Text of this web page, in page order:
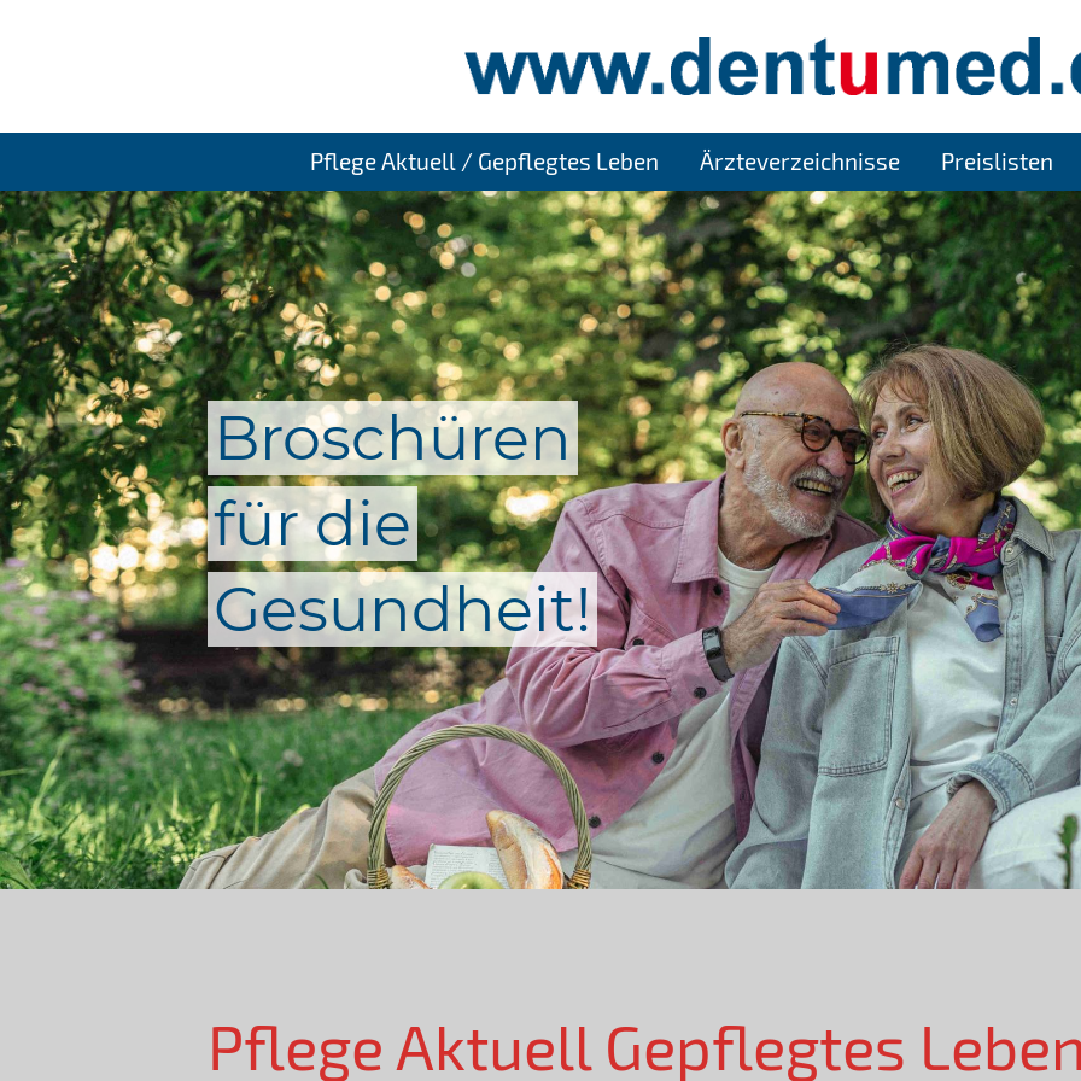
Pflege Aktuell / Gepflegtes Leben Ärzteverzeichnisse Preislisten
Broschüren
für die
Gesundheit!
Pflege Aktuell Gepflegtes